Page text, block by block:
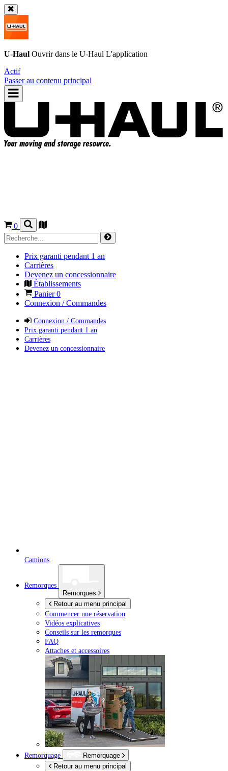
U-Haul Ouvrir dans le U-Haul L'application
Actif
Passer au contenu principal
0
Prix garanti pendant 1 an
Carrières
Devenez un concessionnaire
Établissements
Panier0
Connexion / Commandes
Connexion / Commandes
Prix garanti pendant 1 an
Carrières
Devenez un concessionnaire
Camions
Remorques
Remorques
Retour au menu principal
Commencer une réservation
Vidéos explicatives
Conseils sur les remorques
FAQ
Attaches et accessoires
Remorquage
Remorquage
Retour au menu principal